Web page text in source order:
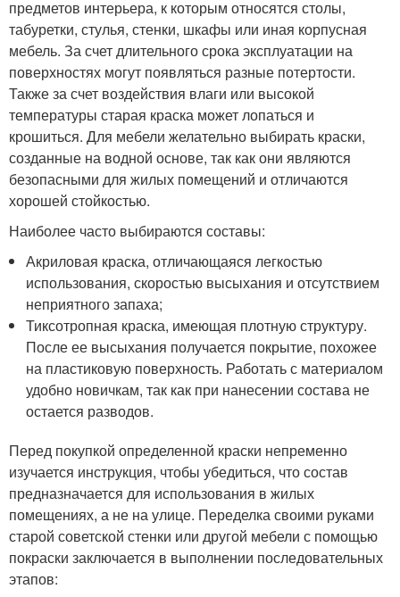
предметов интерьера, к которым относятся столы,
табуретки, стулья, стенки, шкафы или иная корпусная
мебель. За счет длительного срока эксплуатации на
поверхностях могут появляться разные потертости.
Также за счет воздействия влаги или высокой
температуры старая краска может лопаться и
крошиться. Для мебели желательно выбирать краски,
созданные на водной основе, так как они являются
безопасными для жилых помещений и отличаются
хорошей стойкостью.
Наиболее часто выбираются составы:
Акриловая краска, отличающаяся легкостью
использования, скоростью высыхания и отсутствием
неприятного запаха;
Тиксотропная краска, имеющая плотную структуру.
После ее высыхания получается покрытие, похожее
на пластиковую поверхность. Работать с материалом
удобно новичкам, так как при нанесении состава не
остается разводов.
Перед покупкой определенной краски непременно
изучается инструкция, чтобы убедиться, что состав
предназначается для использования в жилых
помещениях, а не на улице. Переделка своими руками
старой советской стенки или другой мебели с помощью
покраски заключается в выполнении последовательных
этапов: